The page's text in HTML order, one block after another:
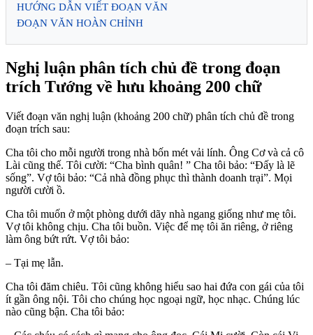
HƯỚNG DẪN VIẾT ĐOẠN VĂN
ĐOẠN VĂN HOÀN CHỈNH
Nghị luận phân tích chủ đề trong đoạn
trích Tướng về hưu khoảng 200 chữ
Viết đoạn văn nghị luận (khoảng 200 chữ) phân tích chủ đề trong
đoạn trích sau:
Cha tôi cho mỗi người trong nhà bốn mét vải lính. Ông Cơ và cả cô
Lài cũng thế. Tôi cười: “Cha bình quân! ” Cha tôi bảo: “Đấy là lẽ
sống”. Vợ tôi bảo: “Cả nhà đồng phục thì thành doanh trại”. Mọi
người cười ồ.
Cha tôi muốn ở một phòng dưới dãy nhà ngang giống như mẹ tôi.
Vợ tôi không chịu. Cha tôi buồn. Việc để mẹ tôi ăn riêng, ở riêng
làm ông bứt rứt. Vợ tôi bảo:
– Tại mẹ lẫn.
Cha tôi đăm chiêu. Tôi cũng không hiểu sao hai đứa con gái của tôi
ít gần ông nội. Tôi cho chúng học ngoại ngữ, học nhạc. Chúng lúc
nào cũng bận. Cha tôi bảo: